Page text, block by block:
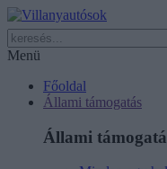
Menü
Főoldal
Állami támogatás
Állami